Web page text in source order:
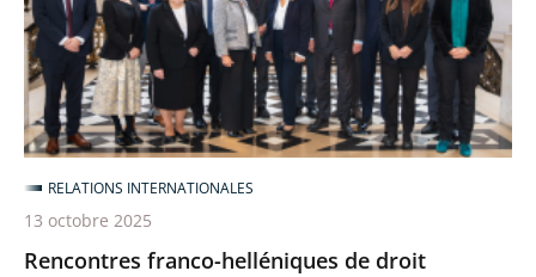
droit
administratif
Rencontres franco-helléniques de droit
RELATIONS INTERNATIONALES
13 octobre 2025